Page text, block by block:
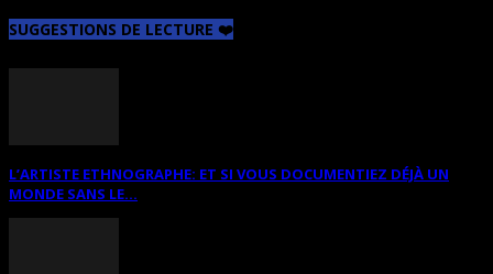
SUGGESTIONS DE LECTURE ❤️
L’ARTISTE ETHNOGRAPHE: ET SI VOUS DOCUMENTIEZ DÉJÀ UN
MONDE SANS LE...